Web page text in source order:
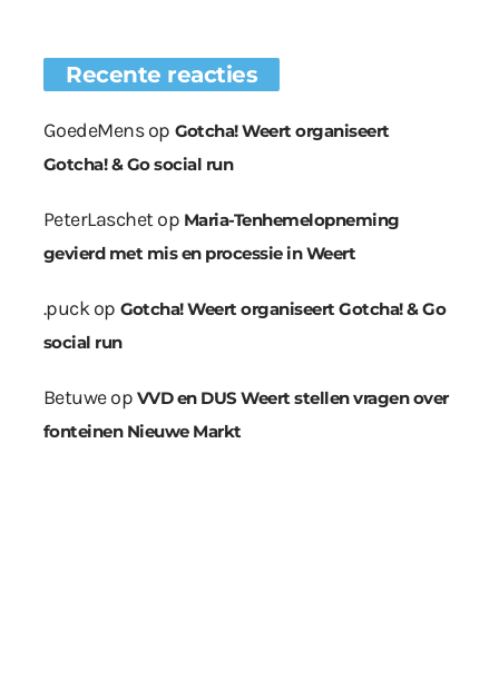
Recente reacties
GoedeMensop Gotcha! Weert organiseert
Gotcha! & Go social run
PeterLaschetop Maria-Tenhemelopneming
gevierd met mis en processie in Weert
.puckop Gotcha! Weert organiseert Gotcha! & Go
social run
Betuweop VVD en DUS Weert stellen vragen over
fonteinen Nieuwe Markt